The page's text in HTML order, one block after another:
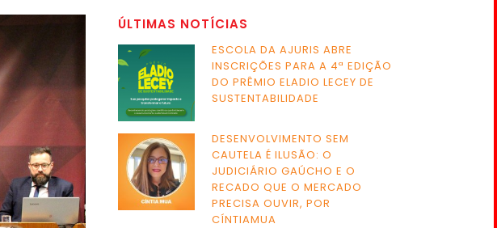
ÚLTIMAS NOTÍCIAS
ESCOLA DA AJURIS ABRE
INSCRIÇÕES PARA A 4ª EDIÇÃO
DO PRÊMIO ELADIO LECEY DE
SUSTENTABILIDADE
DESENVOLVIMENTO SEM
CAUTELA É ILUSÃO: O
JUDICIÁRIO GAÚCHO E O
RECADO QUE O MERCADO
PRECISA OUVIR, POR
CÍNTIAMUA